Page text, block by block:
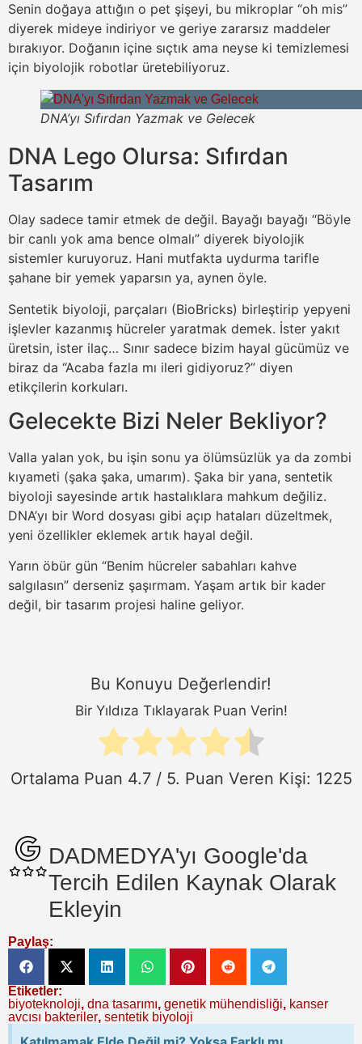
Senin doğaya attığın o pet şişeyi, bu mikroplar “oh mis”
diyerek mideye indiriyor ve geriye zararsız maddeler
bırakıyor. Doğanın içine sıçtık ama neyse ki temizlemesi
için biyolojik robotlar üretebiliyoruz.
DNA’yı Sıfırdan Yazmak ve Gelecek
DNA Lego Olursa: Sıfırdan
Tasarım
Olay sadece tamir etmek de değil. Bayağı bayağı “Böyle
bir canlı yok ama bence olmalı” diyerek biyolojik
sistemler kuruyoruz. Hani mutfakta uydurma tarifle
şahane bir yemek yaparsın ya, aynen öyle.
Sentetik biyoloji, parçaları (BioBricks) birleştirip yepyeni
işlevler kazanmış hücreler yaratmak demek. İster yakıt
üretsin, ister ilaç… Sınır sadece bizim hayal gücümüz ve
biraz da “Acaba fazla mı ileri gidiyoruz?” diyen
etikçilerin korkuları.
Gelecekte Bizi Neler Bekliyor?
Valla yalan yok, bu işin sonu ya ölümsüzlük ya da zombi
kıyameti (şaka şaka, umarım). Şaka bir yana, sentetik
biyoloji sayesinde artık hastalıklara mahkum değiliz.
DNA’yı bir Word dosyası gibi açıp hataları düzeltmek,
yeni özellikler eklemek artık hayal değil.
Yarın öbür gün “Benim hücreler sabahları kahve
salgılasın” derseniz şaşırmam. Yaşam artık bir kader
değil, bir tasarım projesi haline geliyor.
Bu Konuyu Değerlendir!
Bir Yıldıza Tıklayarak Puan Verin!
Ortalama Puan 4.7/ 5. Puan Veren Kişi: 1225
DADMEDYA'yı Google'da
Tercih Edilen Kaynak Olarak
Ekleyin
Paylaş:
Etiketler:
biyoteknoloji, dna tasarımı, genetik mühendisliği, kanser
avcısı bakteriler, sentetik biyoloji